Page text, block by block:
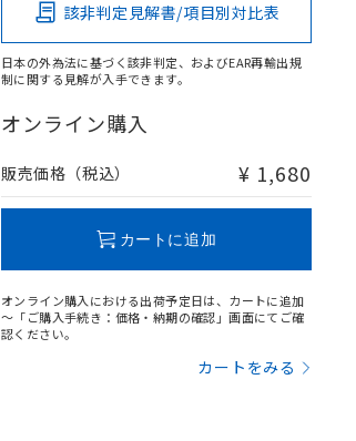
該非判定見解書/項目別対比表
日本の外為法に基づく該非判定、およびEAR再輸出規
制に関する見解が入手できます。
オンライン購入
販売価格（税込） ¥ 1,680
カートに追加
オンライン購入における出荷予定日は、カートに追加
～「ご購入手続き：価格・納期の確認」画面にてご確
認ください。
カートをみる